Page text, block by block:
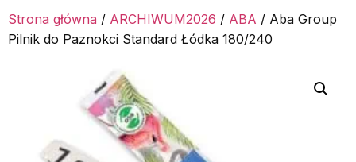
Strona główna / ARCHIWUM2026 / ABA / Aba Group
Pilnik do Paznokci Standard Łódka 180/240